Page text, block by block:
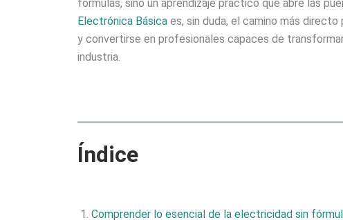
fórmulas, sino un aprendizaje práctico que abre las
Electrónica Básica es, sin duda, el camino más
y convertirse en profesionales capaces de
industria.
Índice
Comprender lo esencial de la electricidad sin